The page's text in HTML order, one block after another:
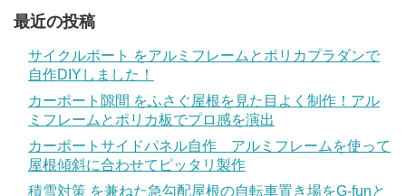
最近の投稿
サイクルポート をアルミフレームとポリカプラダンで
自作DIYしました！
カーポート隙間 をふさぐ屋根を見た目よく制作！アル
ミフレームとポリカ板でプロ感を演出
カーポートサイドパネル自作 アルミフレームを使って
屋根傾斜に合わせてピッタリ製作
積雪対策 を兼ねた急勾配屋根の自転車置き場をG-funと